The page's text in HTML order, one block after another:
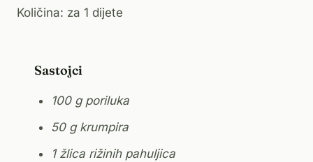
Količina: za 1 dijete
Sastojci
100 g poriluka
50 g krumpira
1 žlica rižinih pahuljica